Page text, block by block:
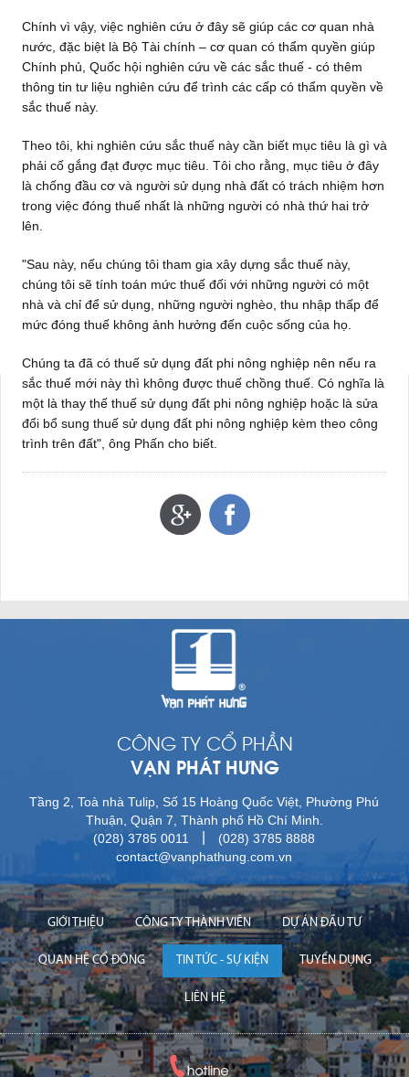
Chính vì vậy, việc nghiên cứu ở đây sẽ giúp các cơ quan nhà
nước, đặc biệt là Bộ Tài chính – cơ quan có thẩm quyền giúp
Chính phủ, Quốc hội nghiên cứu về các sắc thuế - có thêm
thông tin tư liệu nghiên cứu để trình các cấp có thẩm quyền về
sắc thuế này.
Theo tôi, khi nghiên cứu sắc thuế này cần biết mục tiêu là gì và
phải cố gắng đạt được mục tiêu. Tôi cho rằng, mục tiêu ở đây
là chống đầu cơ và người sử dụng nhà đất có trách nhiệm hơn
trong việc đóng thuế nhất là những người có nhà thứ hai trở
lên.
"Sau này, nếu chúng tôi tham gia xây dựng sắc thuế này,
chúng tôi sẽ tính toán mức thuế đối với những người có một
nhà và chỉ để sử dụng, những người nghèo, thu nhập thấp để
mức đóng thuế không ảnh hưởng đến cuộc sống của họ.
Chúng ta đã có thuế sử dụng đất phi nông nghiệp nên nếu ra
sắc thuế mới này thì không được thuế chồng thuế. Có nghĩa là
một là thay thế thuế sử dụng đất phi nông nghiệp hoặc là sửa
đổi bổ sung thuế sử dụng đất phi nông nghiệp kèm theo công
trình trên đất", ông Phấn cho biết.
CÔNG TY CỔ PHẦN
VẠN PHÁT HƯNG
Tầng 2, Toà nhà Tulip, Số 15 Hoàng Quốc Việt, Phường Phú
Thuận, Quận 7, Thành phố Hồ Chí Minh.
(028) 3785 0011
(028) 3785 8888
contact@vanphathung.com.vn
GIỚI THIỆU CÔNG TY THÀNH VIÊN DỰ ÁN ĐẦU TƯ
QUAN HỆ CỔ ĐÔNG TIN TỨC - SỰ KIỆN TUYỂN DỤNG
LIÊN HỆ